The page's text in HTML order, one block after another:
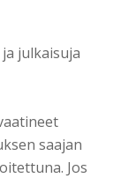
julkaisuja
saajan
Jos